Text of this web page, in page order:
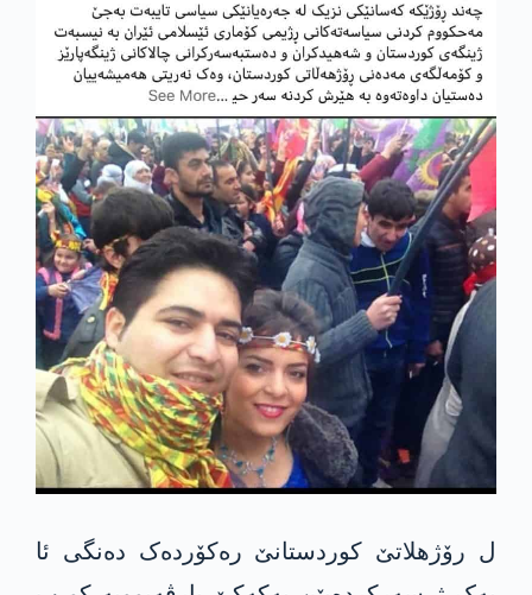
ل رۆژهلاتێ کوردستانێ رەکۆردەک دەنگی ئا